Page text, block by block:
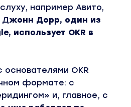
например Авито,
Джонн Дорр, один из
использует OKR в
OKR
формате: с
и, главное, с